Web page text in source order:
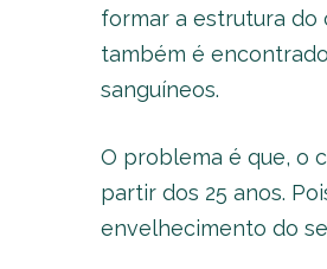
formar a estrutura do
também é
sanguíneos.
O problema é que, o
partir dos 25 anos.
envelhecimento do